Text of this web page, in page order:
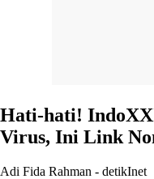
Hati-hati!
Virus, Ini Link
Adi Fida Rahman - detikInet